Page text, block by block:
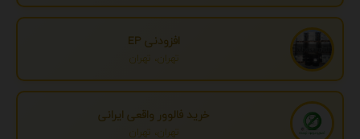
افزودنی EP
تهران، تهران
خرید فالوور واقعی ایرانی
تهران، تهران